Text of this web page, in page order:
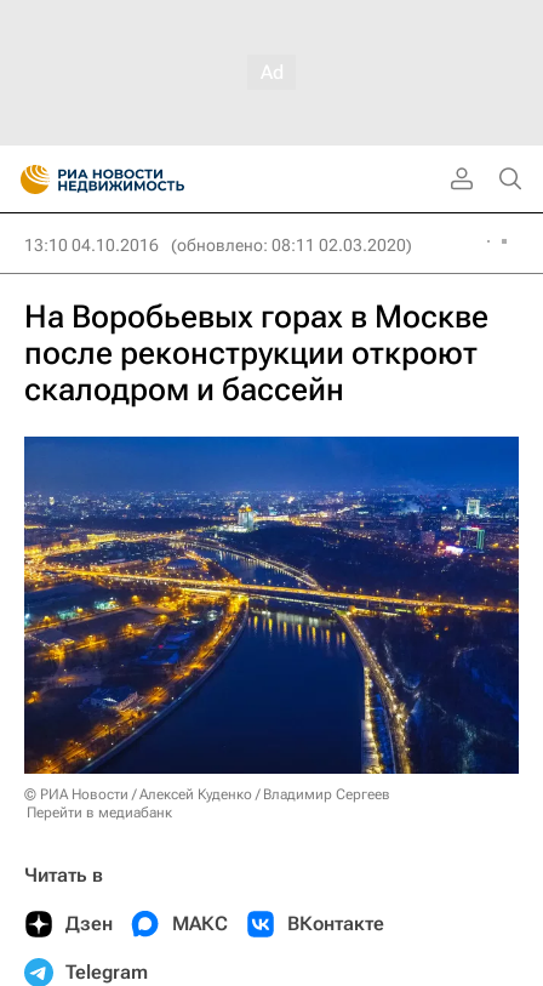
13:10 04.10.2016 (обновлено: 08:11 02.03.2020)
На Воробьевых горах в Москве
после реконструкции откроют
скалодром и бассейн
© РИА Новости / Алексей Куденко / Владимир Сергеев
Перейти в медиабанк
Читать в
Дзен МАКС ВКонтакте
Telegram